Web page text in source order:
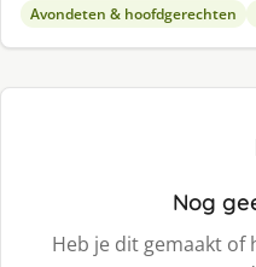
Avondeten & hoofdgerechten
Nog
Heb je dit gemaakt of